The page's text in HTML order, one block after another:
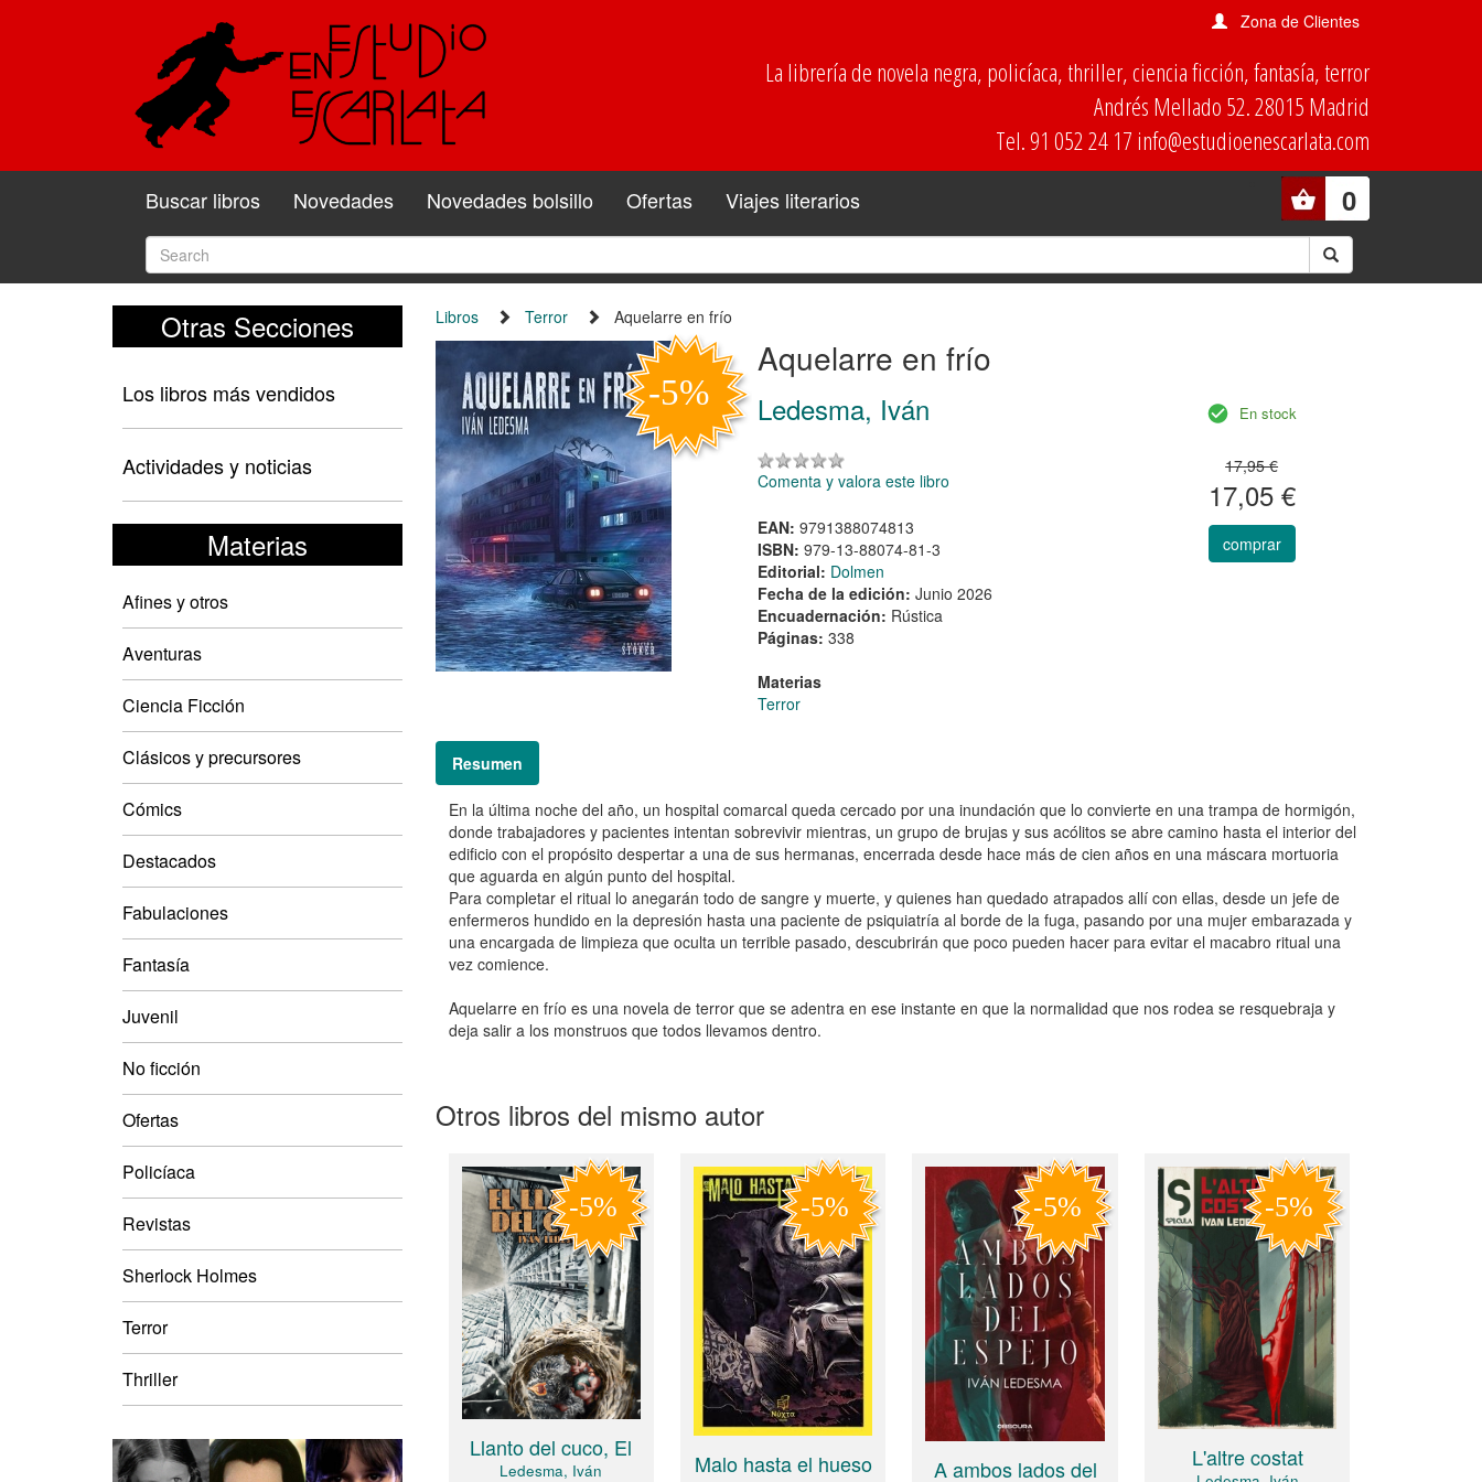
Zona de Clientes
La librería de novela negra, policíaca, thriller, ciencia ficción, fantasía, terror
Andrés Mellado 52. 28015 Madrid
Tel. 91 052 24 17 info@estudioenescarlata.com
0
Buscar libros Novedades Novedades bolsillo Ofertas Viajes literarios
Otras Secciones
Los libros más vendidos
Actividades y noticias
Materias
Afines y otros
Aventuras
Ciencia Ficción
Clásicos y precursores
Cómics
Destacados
Fabulaciones
Fantasía
Juvenil
No ficción
Ofertas
Policíaca
Revistas
Sherlock Holmes
Terror
Thriller
Libros Terror Aquelarre en frío
Aquelarre en frío
Ledesma, Iván
Comenta y valora este libro
EAN: 9791388074813
ISBN: 979-13-88074-81-3
Editorial: Dolmen
Fecha de la edición: Junio 2026
Encuadernación: Rústica
Páginas: 338
Materias
Terror
En stock
17,95 €
17,05 €
comprar
Resumen
En la última noche del año, un hospital comarcal queda cercado por una inundación que lo convierte en una trampa de hormigón,
donde trabajadores y pacientes intentan sobrevivir mientras, un grupo de brujas y sus acólitos se abre camino hasta el interior del
edificio con el propósito despertar a una de sus hermanas, encerrada desde hace más de cien años en una máscara mortuoria
que aguarda en algún punto del hospital.
Para completar el ritual lo anegarán todo de sangre y muerte, y quienes han quedado atrapados allí con ellas, desde un jefe de
enfermeros hundido en la depresión hasta una paciente de psiquiatría al borde de la fuga, pasando por una mujer embarazada y
una encargada de limpieza que oculta un terrible pasado, descubrirán que poco pueden hacer para evitar el macabro ritual una
vez comience.
Aquelarre en frío es una novela de terror que se adentra en ese instante en que la normalidad que nos rodea se resquebraja y
deja salir a los monstruos que todos llevamos dentro.
Otros libros del mismo autor
Llanto del cuco, El
Ledesma, Iván Malo hasta el hueso A ambos lados del L'altre costat